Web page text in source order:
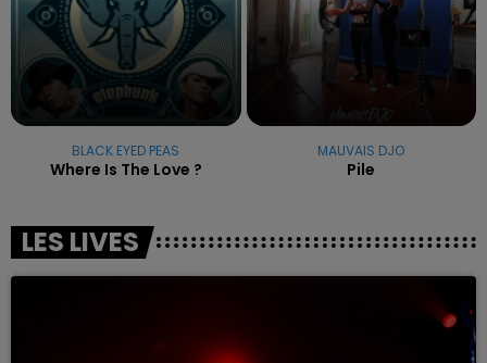
BLACK EYED PEAS
Where Is The Love ?
MAUVAIS DJO
Pile
LES LIVES